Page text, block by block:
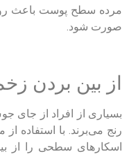
مرده سطح پوست باعث
صورت شود.
از بین بردن
بسیاری از افراد از جای
رنج می‌برند. با
اسکارهای سطحی را از